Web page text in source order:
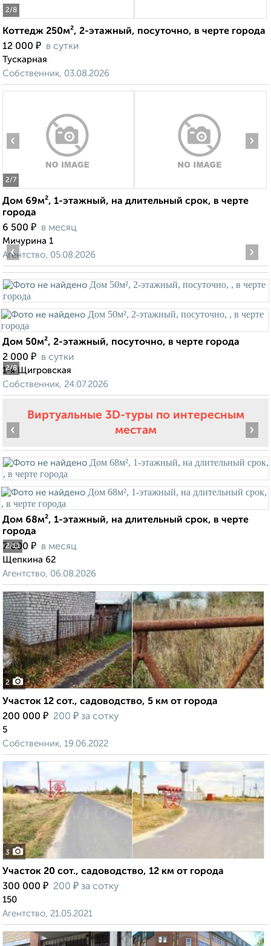
2/8
Коттедж 250м², 2-этажный, посуточно, в черте города
12 000 ₽ в сутки
Тускарная
Собственник, 03.08.2026
2/7
‹ ›
Дом 69м², 1-этажный, на длительный срок, в черте
города
6 500 ₽ в месяц
Мичурина 1
Агентство, 05.08.2026
2/8
‹ ›
Дом 50м², 2-этажный, посуточно, в черте города
2 000 ₽ в сутки
1-я Щигровская
Собственник, 24.07.2026
Виртуальные 3D-туры по интересным
местам
2/11
‹ ›
Дом 68м², 1-этажный, на длительный срок, в черте
города
7 000 ₽ в месяц
Щепкина 62
Агентство, 06.08.2026
2
Участок 12 сот., садоводство, 5 км от города
200 000 ₽ 200 ₽ за сотку
5
Собственник, 19.06.2022
3
Участок 20 сот., садоводство, 12 км от города
300 000 ₽ 200 ₽ за сотку
150
Агентство, 21.05.2021